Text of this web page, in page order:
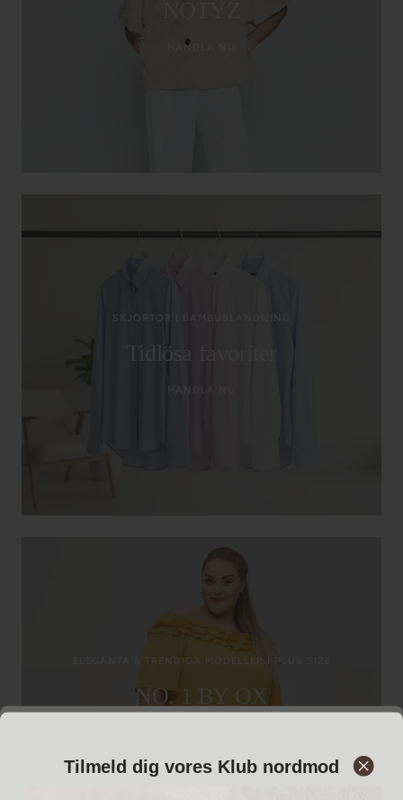
HANDLA NU
SKJORTOR I BAMBUBLANDNING
Tidlösa favoriter
HANDLA NU
ELEGANTA & TRENDIGA MODELLER I PLUS SIZE
NO. 1 BY OX
Anmäl dig till vår Klub nordmod
Tilmeld dig vores Klub nordmod